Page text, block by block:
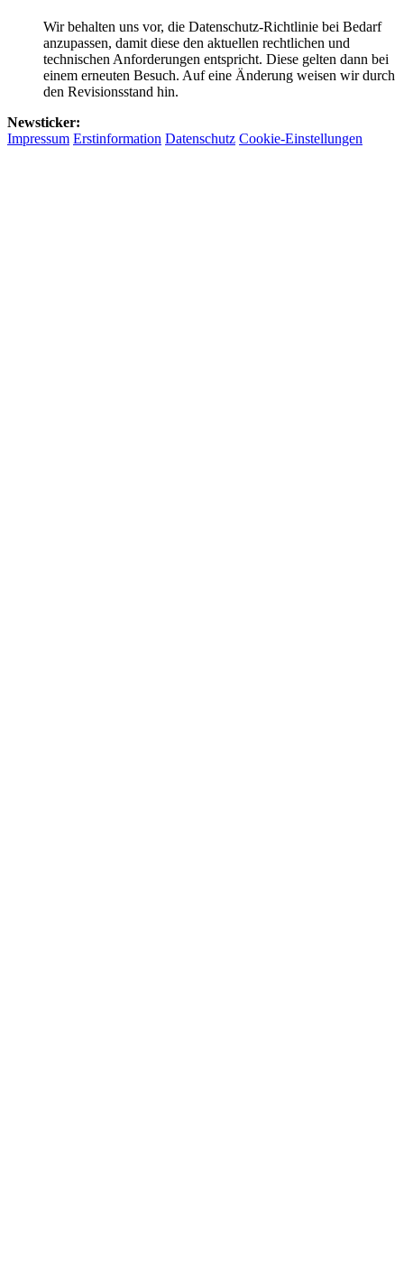
Wir behalten uns vor, die Datenschutz-Richtlinie bei Bedarf
anzupassen, damit diese den aktuellen rechtlichen und
technischen Anforderungen entspricht. Diese gelten dann bei
einem erneuten Besuch. Auf eine Änderung weisen wir durch
den Revisionsstand hin.
Newsticker:
Impressum Erstinformation Datenschutz Cookie-Einstellungen